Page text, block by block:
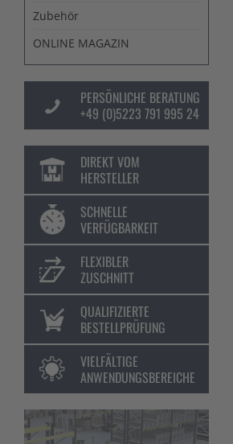
Zubehör
ONLINE MAGAZIN
PERSÖNLICHE BERATUNG
+49 (0)5223 791 995 24
DIREKT VOM
HERSTELLER
SCHNELLE
VERFÜGBARKEIT
FLEXIBLER
ZUSCHNITT
QUALIFIZIERTE
BESTELLPRÜFUNG
VIELFÄLTIGE
ANWENDUNGSBEREICHE